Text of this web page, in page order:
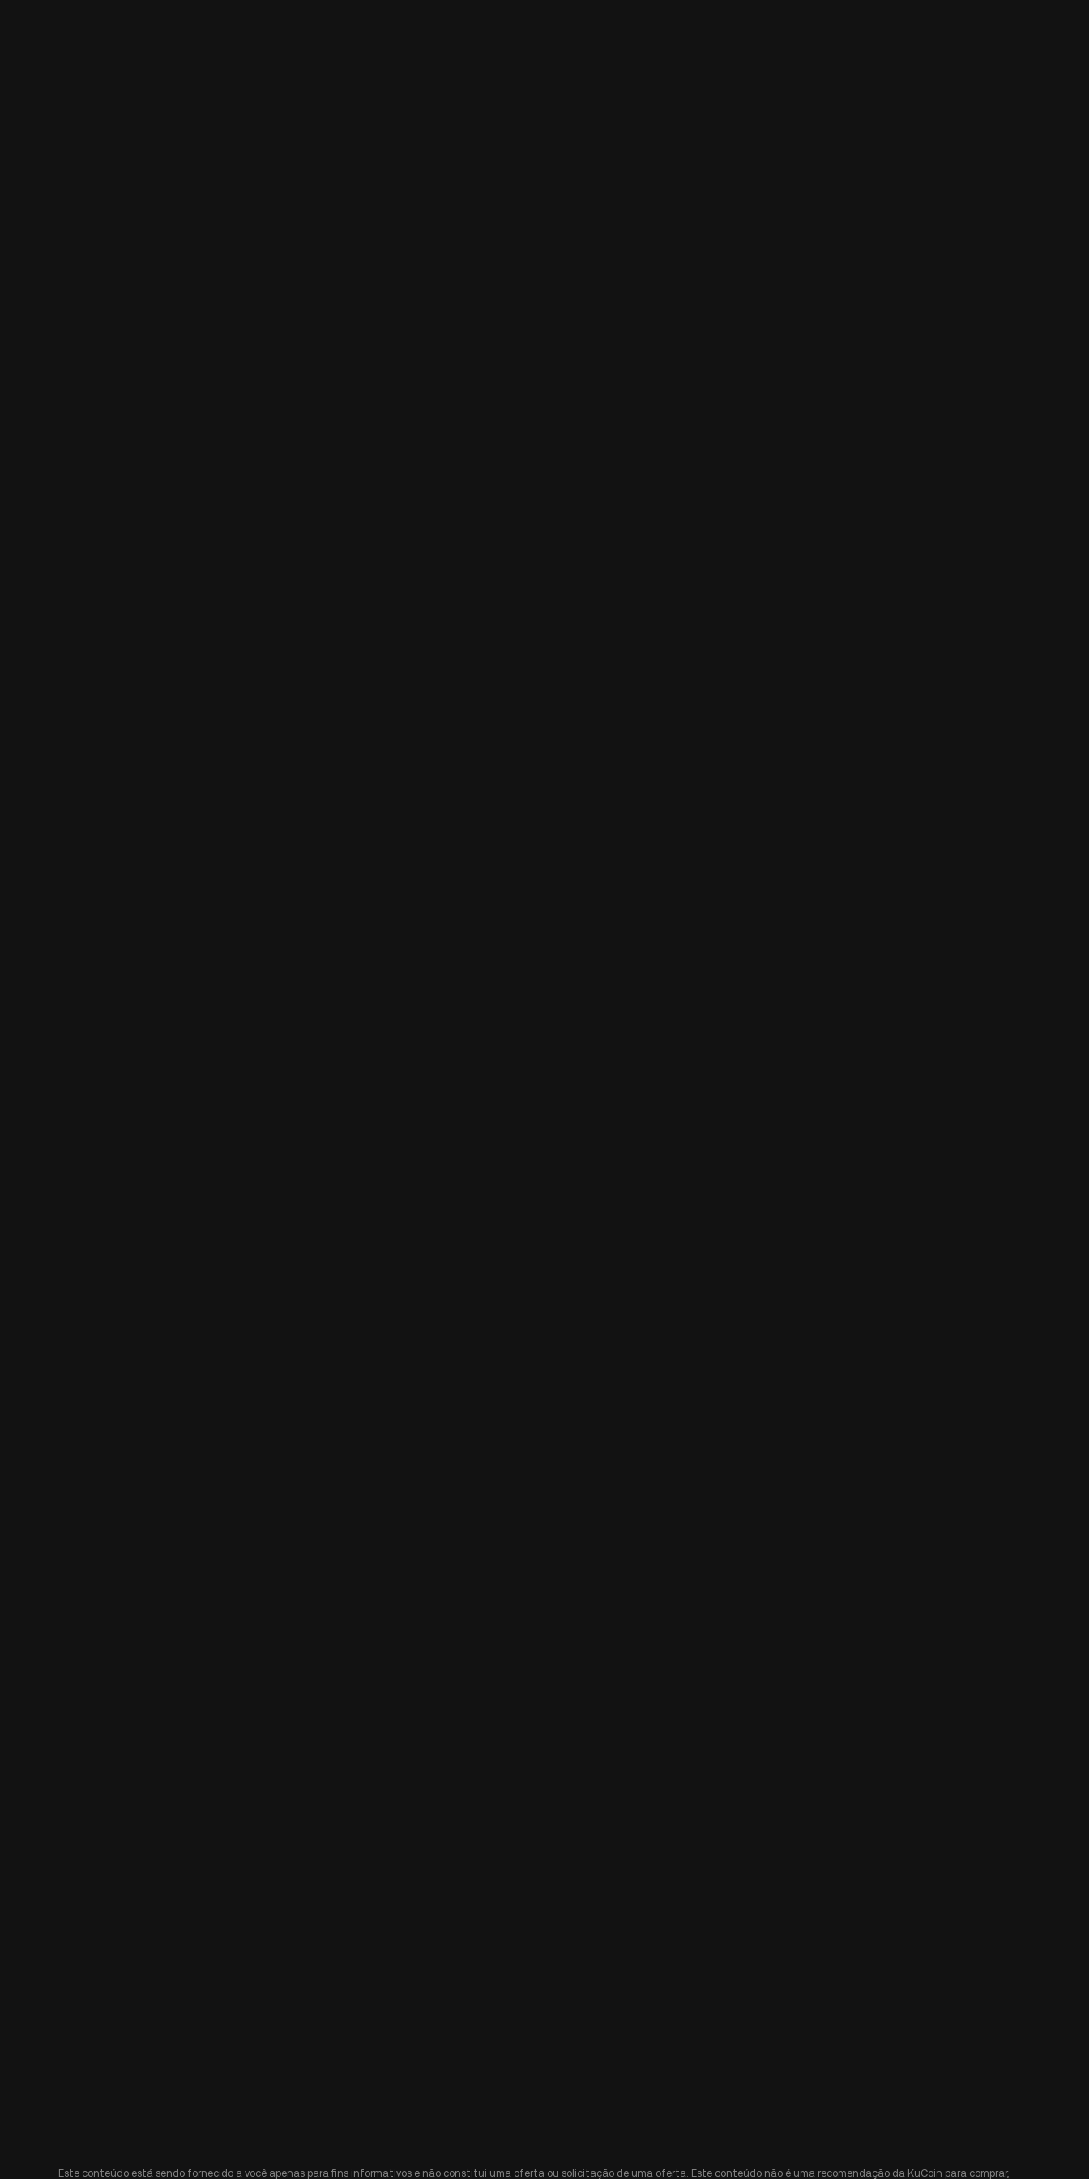
Este conteúdo está sendo fornecido a você apenas para fins informativos e não constitui uma oferta ou solicitação de uma oferta. Este conteúdo não é uma recomendação da KuCoin para comprar,